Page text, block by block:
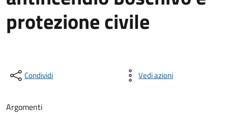
protezione civile
Condividi Vedi azioni
Argomenti